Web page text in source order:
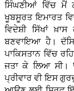
ਸਿੰਘਣੀਆਂ ਵਿੱਚ
ਖੂਬਸੂਰਤ ਇਮਾਰਤ
ਵਿਦੇਸ਼ੀ ਸਿੱਖਾਂ
ਬਣਵਾਇਆ ਹੈ।
ਪਾਕਿਸਤਾਨ ਵਿੱਚ
ਜਤਾ ਕੇ ਲਿਆ ਸੀ।
ਪ੍ਰੀਵਾਰ ਵੀ ਇਸ